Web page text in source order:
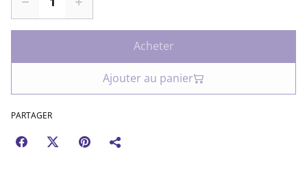
Acheter
Ajouter au panier
PARTAGER